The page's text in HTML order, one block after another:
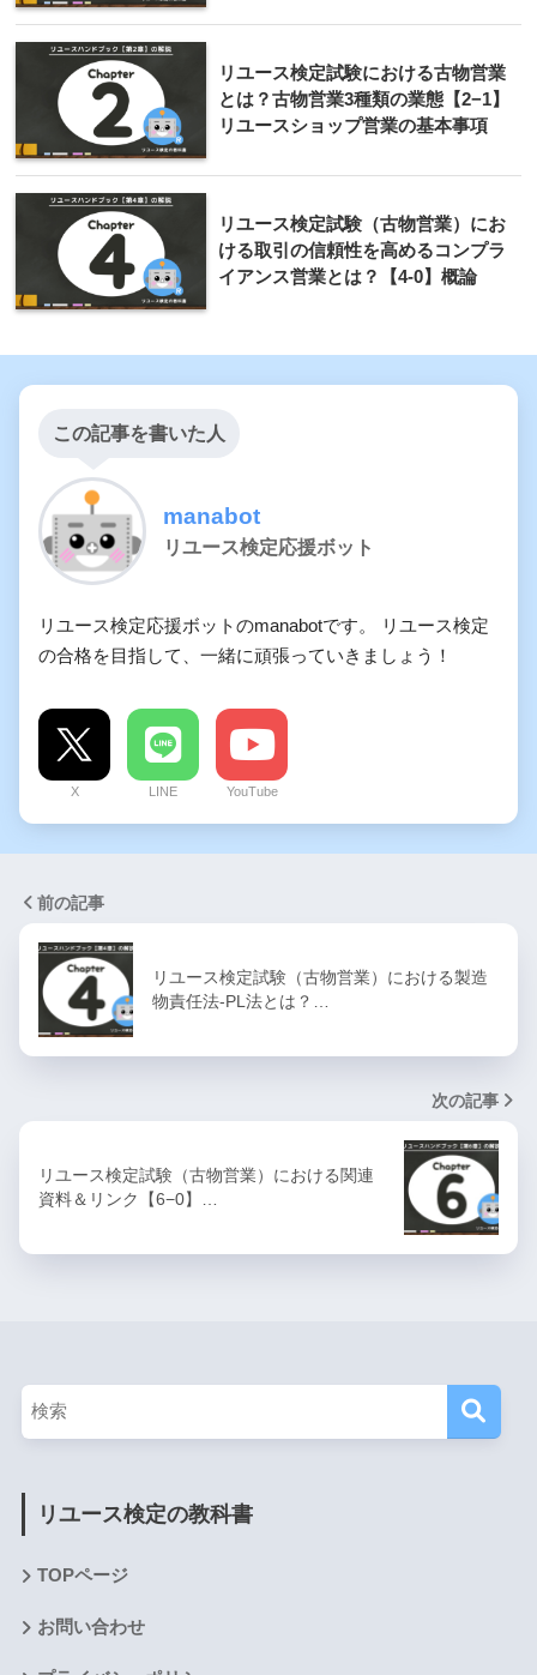
リユース検定試験における古物営業
とは？古物営業3種類の業態【2−1】
リユースショップ営業の基本事項
リユース検定試験（古物営業）にお
ける取引の信頼性を高めるコンプラ
イアンス営業とは？【4-0】概論
この記事を書いた人
manabot
リユース検定応援ボット
リユース検定応援ボットのmanabotです。 リユース検定
の合格を目指して、一緒に頑張っていきましょう！
X LINE YouTube
前の記事
リユース検定試験（古物営業）における製造
物責任法-PL法とは？…
次の記事
リユース検定試験（古物営業）における関連
資料＆リンク【6−0】…
リユース検定の教科書
TOPページ
お問い合わせ